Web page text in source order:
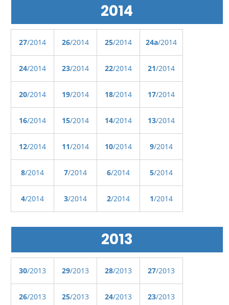
2014
27/2014 26/2014 25/2014 24a/2014
24/2014 23/2014 22/2014 21/2014
20/2014 19/2014 18/2014 17/2014
16/2014 15/2014 14/2014 13/2014
12/2014 11/2014 10/2014 9/2014
8/2014 7/2014 6/2014 5/2014
4/2014 3/2014 2/2014 1/2014
2013
30/2013 29/2013 28/2013 27/2013
26/2013 25/2013 24/2013 23/2013